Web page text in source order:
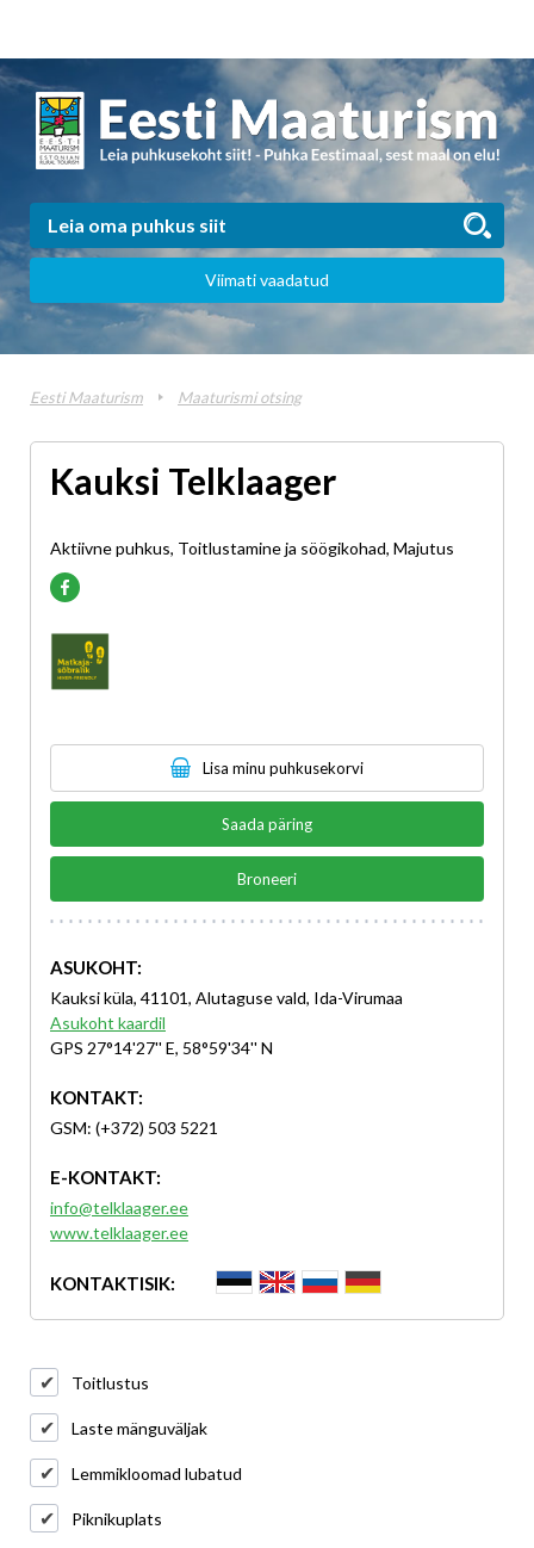
Viimati vaadatud
Eesti Maaturism Maaturismi otsing
Kauksi Telklaager
Aktiivne puhkus, Toitlustamine ja söögikohad, Majutus
Lisa minu puhkusekorvi
Saada päring
Broneeri
ASUKOHT:
Kauksi küla, 41101, Alutaguse vald, Ida-Virumaa
Asukoht kaardil
GPS 27°14'27'' E, 58°59'34'' N
KONTAKT:
GSM: (+372) 503 5221
E-KONTAKT:
info@telklaager.ee
www.telklaager.ee
KONTAKTISIK:
Toitlustus
Laste mänguväljak
Lemmikloomad lubatud
Piknikuplats